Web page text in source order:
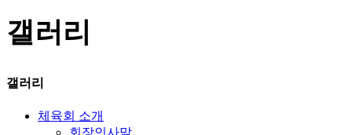
갤러리
갤러리
체육회 소개
회장인사말